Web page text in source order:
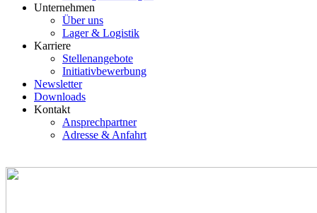
Unternehmen
Über uns
Lager & Logistik
Karriere
Stellenangebote
Initiativbewerbung
Newsletter
Downloads
Kontakt
Ansprechpartner
Adresse & Anfahrt